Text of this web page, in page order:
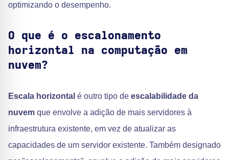
optimizando o desempenho.
O que é o escalonamento
horizontal na computação em
nuvem?
Escala horizontal é outro tipo de escalabilidade da
nuvem que envolve a adição de mais servidores à
infraestrutura existente, em vez de atualizar as
capacidades de um servidor existente. Também designado